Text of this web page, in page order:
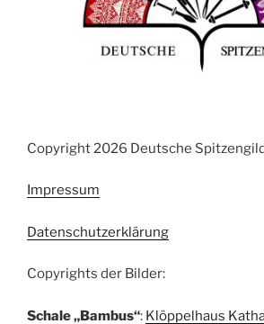
Copyright 2026 Deutsche
Impressum
Datenschutzerklärung
Copyrights der Bilder:
Schale „Bambus“: Klöppelhaus